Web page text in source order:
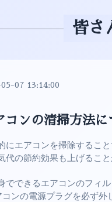
皆さ
07 13:14:00
コンの清掃方法に
にエアコンを掃除するこ
代の節約効果も上げるこ
でできるエアコンのフィ
ンの電源プラグを必ず外